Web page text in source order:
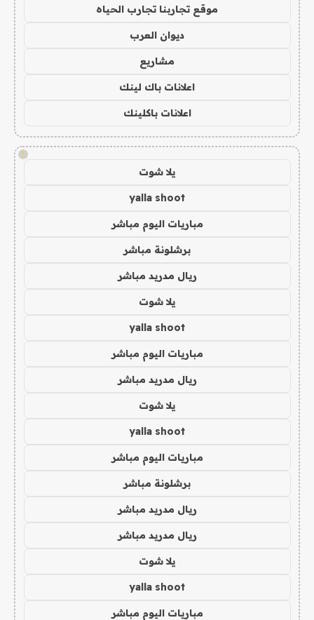
موقع تجاربنا تجارب الحياه
ديوان العرب
مشاريع
اعلانات باك لينك
اعلانات باكلينك
!
يلا شوت
yalla shoot
مباريات اليوم مباشر
برشلونة مباشر
ريال مدريد مباشر
يلا شوت
yalla shoot
مباريات اليوم مباشر
ريال مدريد مباشر
يلا شوت
yalla shoot
مباريات اليوم مباشر
برشلونة مباشر
ريال مدريد مباشر
ريال مدريد مباشر
يلا شوت
yalla shoot
مباريات اليوم مباشر